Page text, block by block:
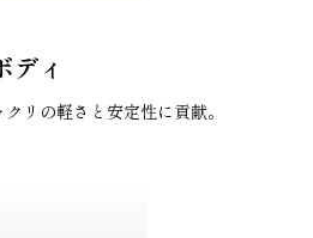
ディ
リの軽さと安定性に貢献。